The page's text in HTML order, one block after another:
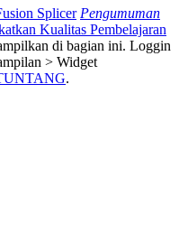
Splicer Pengumuman
Kualitas Pembelajaran
di bagian ini. Loggin
> Widget
.